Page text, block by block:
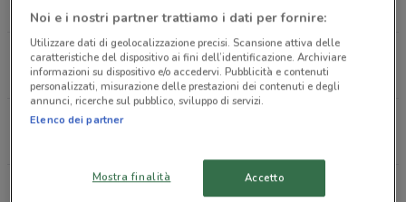
903 m
CHIUSO
Viale Sicilia 6 Caltanissetta
1 km
CHIUSO
Via Amari 2 Caltanissetta
Tutti i negozi Foxy
Noi e i nostri partner trattiamo i dati per fornire:
Utilizzare dati di geolocalizzazione precisi. Scansione attiva delle
caratteristiche del dispositivo ai fini dell’identificazione. Archiviare
informazioni su dispositivo e/o accedervi. Pubblicità e contenuti
personalizzati, misurazione delle prestazioni dei contenuti e degli
annunci, ricerche sul pubblico, sviluppo di servizi.
Elenco dei partner
Mostra finalità Accetto